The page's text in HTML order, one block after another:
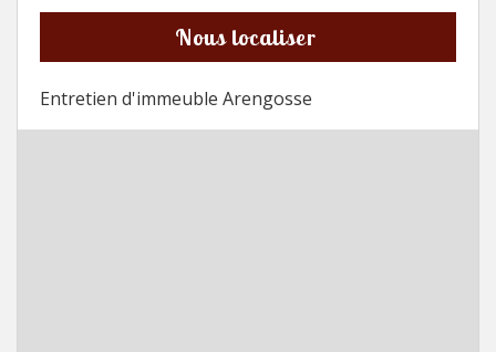
Nous localiser
Entretien d'immeuble Arengosse